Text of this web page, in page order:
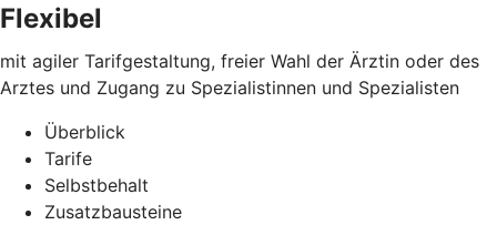
Flexibel
mit agiler Tarifgestaltung, freier Wahl der Ärztin oder des
Arztes und Zugang zu Spezialistinnen und Spezialisten
Überblick
Tarife
Selbstbehalt
Zusatzbausteine